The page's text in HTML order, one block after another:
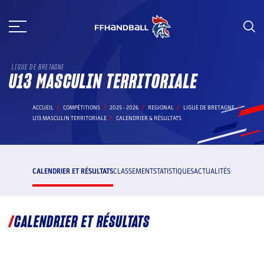
au
LIGUE DE BRETAGNE
U13 MASCULIN TERRITORIALE
ACCUEIL COMPÉTITIONS 2025 - 2026 REGIONAL
LIGUE DE BRETAGNE
U13 MASCULIN TERRITORIALE
CALENDRIER & RÉSULTATS
CALENDRIER ET RÉSULTATSCLASSEMENTSTATISTIQUESACTUALITÉS
CALENDRIER ET RÉSULTATS